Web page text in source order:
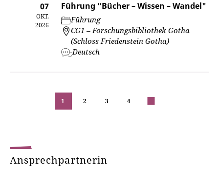
07
OKT.
2026
Führung "Bücher – Wissen – Wandel"
Führung
CG1 – Forschungsbibliothek Gotha
(Schloss Friedenstein Gotha)
Deutsch
1 2 3 4
Ansprechpartnerin